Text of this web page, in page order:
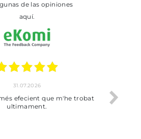
aquí.
que m'he trobat
Bien pero soy
dejado